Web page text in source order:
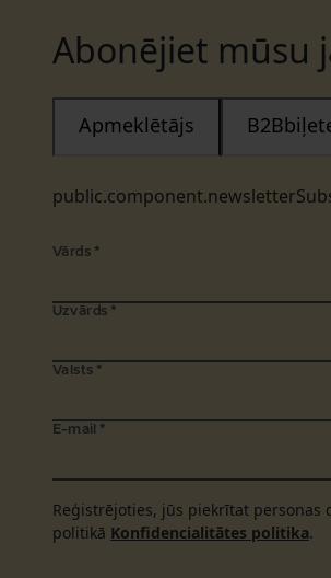
Abonējiet mūsu
Apmeklētājs
Vārds *
Uzvārds *
Valsts *
E-mail *
Reģistrējoties, jūs piekrītat personas
politikā Konfidencialitātes politika.